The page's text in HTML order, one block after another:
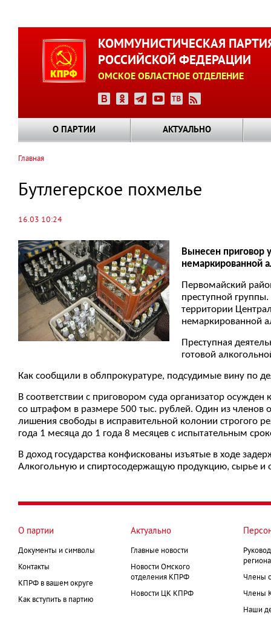
КОММУНИСТИЧЕСКАЯ
РОССИЙСКОЙ ФЕДЕРАЦИИ
ОМСКОЕ ОБЛАСТНОЕ ОТДЕЛЕНИЕ
О ПАРТИИ АКТУАЛЬНО
навигации
Главная
Бутлегерское похмелье
16.03 10:24
Вынесен приговор
немаркированной
Первомайский
преступной
территории
немаркированной
Преступная
готовой
Как сообщили в облпрокуратуре, подсудимые вину по
В соответствии с приговором суда организатор
со штрафом в размере 500 тыс. рублей. Один из членов
лишения свободы в исправительной колонии строгого
года 1 месяца до 1 года 8 месяцев с испытательным
В доход государства конфискованы изъятые в ходе
Алкогольную и спиртосодержащую продукцию, сырье и
О партии
Документы и символы
Контакты
КПРФ в вашем округе
Как вступить в партию
Актуально
Главные новости
Новости Омского
отделения КПРФ
Новости ЦК КПРФ
Члены
Члены
Наши